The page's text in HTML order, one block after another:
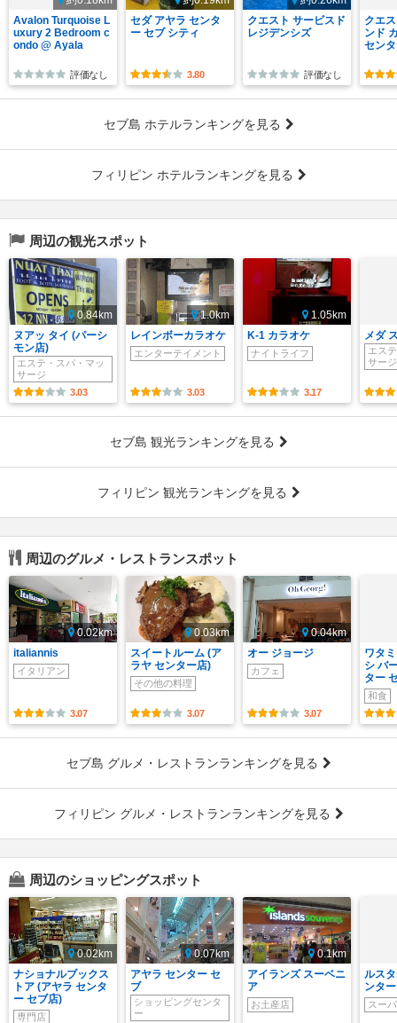
Avalon Turquoise L
uxury 2 Bedroom c
ondo @ Ayala
評価なし
セダ アヤラ センタ
ー セブ シティ
3.80
クエスト サービスド
レジデンシズ
評価なし
クエ
ンド
セン
セブ島 ホテルランキングを見る
フィリピン ホテルランキングを見る
周辺の観光スポット
0.84km
ヌアッ タイ (パーシ
モン店)
エステ・スパ・マッ
サージ
3.03
1.0km
レインボーカラオケ
エンターテイメント
3.03
1.05km
K-1 カラオケ
ナイトライフ
3.17
メダ
エス
サージ
セブ島 観光ランキングを見る
フィリピン 観光ランキングを見る
周辺のグルメ・レストランスポット
0.02km
italiannis
イタリアン
3.07
0.03km
スイートルーム (ア
ラヤ センター店)
その他の料理
3.07
0.04km
オー ジョージ
カフェ
3.07
ワタ
シ バ
ター
和食
セブ島 グルメ・レストランランキングを見る
フィリピン グルメ・レストランランキングを見る
周辺のショッピングスポット
0.02km
ナショナルブックス
トア (アヤラ センタ
ー セブ店)
専門店
0.07km
アヤラ センター セ
ブ
ショッピングセンタ
ー
0.1km
アイランズ スーベニ
ア
お土産店
ルス
ンタ
スー